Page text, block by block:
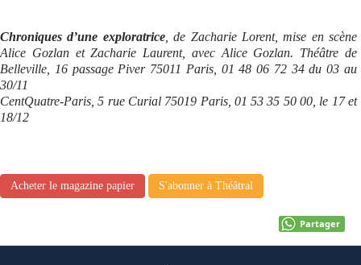
Chroniques d’une exploratrice, de Zacharie Lorent, mise en scène
Alice Gozlan et Zacharie Laurent, avec Alice Gozlan. Théâtre de
Belleville, 16 passage Piver 75011 Paris, 01 48 06 72 34 du 03 au
30/11
CentQuatre-Paris, 5 rue Curial 75019 Paris, 01 53 35 50 00, le 17 et
18/12
Acheter le magazine papier S'abonner à Théâtral
Partager